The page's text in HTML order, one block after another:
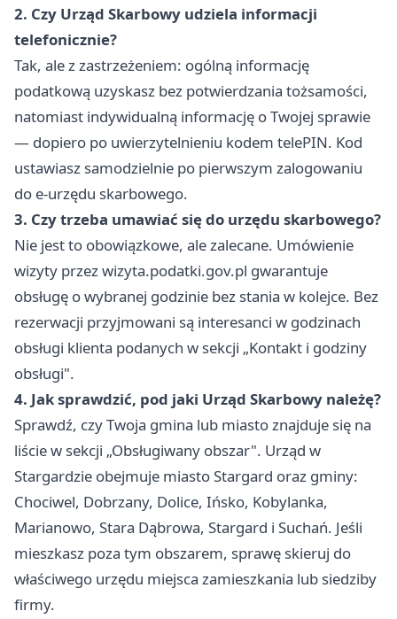
2. Czy Urząd Skarbowy udziela informacji
telefonicznie?
Tak, ale z zastrzeżeniem: ogólną informację
podatkową uzyskasz bez potwierdzania tożsamości,
natomiast indywidualną informację o Twojej sprawie
— dopiero po uwierzytelnieniu kodem telePIN. Kod
ustawiasz samodzielnie po pierwszym zalogowaniu
do e-urzędu skarbowego.
3. Czy trzeba umawiać się do urzędu skarbowego?
Nie jest to obowiązkowe, ale zalecane. Umówienie
wizyty przez wizyta.podatki.gov.pl gwarantuje
obsługę o wybranej godzinie bez stania w kolejce. Bez
rezerwacji przyjmowani są interesanci w godzinach
obsługi klienta podanych w sekcji „Kontakt i godziny
obsługi".
4. Jak sprawdzić, pod jaki Urząd Skarbowy należę?
Sprawdź, czy Twoja gmina lub miasto znajduje się na
liście w sekcji „Obsługiwany obszar". Urząd w
Stargardzie obejmuje miasto Stargard oraz gminy:
Chociwel, Dobrzany, Dolice, Ińsko, Kobylanka,
Marianowo, Stara Dąbrowa, Stargard i Suchań. Jeśli
mieszkasz poza tym obszarem, sprawę skieruj do
właściwego urzędu miejsca zamieszkania lub siedziby
firmy.